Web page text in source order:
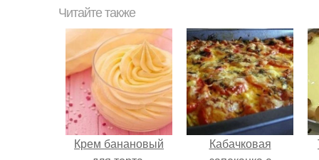
Читайте также
Крем банановый
Кабачковая